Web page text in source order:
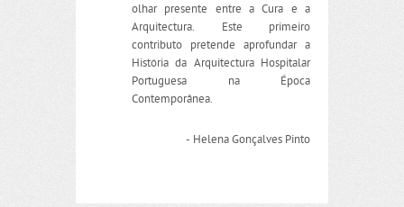
olhar presente entre a Cura e a
Arquitectura. Este primeiro
contributo pretende aprofundar a
História da Arquitectura Hospitalar
Portuguesa na Época
Contemporânea.
- Helena Gonçalves Pinto